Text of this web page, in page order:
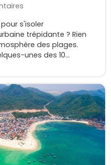
s'isoler
trépidante ? Rien
des plages.
unes des 10